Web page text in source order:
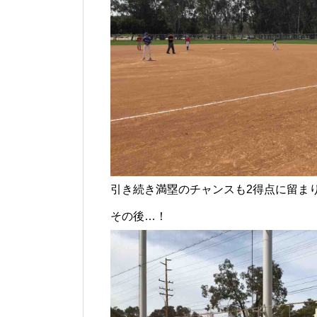
引き続き満塁のチャンスも2得点に留ま
その後…！